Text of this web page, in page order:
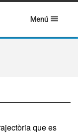
Menú
que es